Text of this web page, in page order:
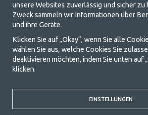
GetCamping.de - Ihr
Camping und
Camping kann entweder ein Lebensstil sein
Familie für ein gemeinsames Abenteuer
welcher Kategorie Sie gehören, bei uns finden
Campingzubehör benötigen. Wir finden,
Familienzelte, Wohnwagenvorzelte und alle
Camping und Outdoor-Aktivitäten. Unser Ziel ist
die beste Campingausrüstung in Bezug auf
unsere Websites zuverlässig und sicher zu
Zweck sammeln wir Informationen über
und ihre Geräte.
Klicken Sie auf „Okay“, wenn Sie alle
wählen Sie aus, welche Cookies Sie
deaktivieren möchten, indem Sie unten auf
klicken.
EINSTELLUNGEN